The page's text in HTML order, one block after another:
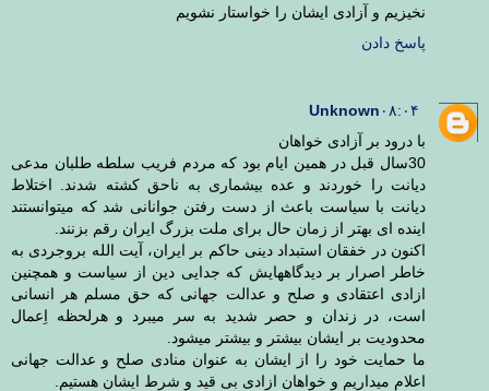
نخیزیم و آزادی ایشان را خواستار نشویم
پاسخ دادن
Unknown ۰۸:۰۴
با درود بر آزادی خواهان
30سال قبل در همین ایام بود که مردم فریب سلطه طلبان مدعی
دیانت را خوردند و عده بیشماری به ناحق کشته شدند. اختلاط
دیانت با سیاست باعث از دست رفتن جوانانی شد که میتوانستند
اینده ای بهتر از زمان حال برای ملت بزرگ ایران رقم بزنند.
اکنون در خفقان استبداد دینی حاکم بر ایران، آیت الله بروجردی به
خاطر اصرار بر دیدگاههایش که جدایی دین از سیاست و همچنین
ازادی اعتقادی و صلح و عدالت جهانی که حق مسلم هر انسانی
است، در زندان و حصر شدید به سر میبرد و هرلحظه اِعمال
محدودیت بر ایشان بیشتر و بیشتر میشود.
ما حمایت خود را از ایشان به عنوان منادی صلح و عدالت جهانی
اعلام میداریم و خواهان ازادی بی قید و شرط ایشان هستیم.